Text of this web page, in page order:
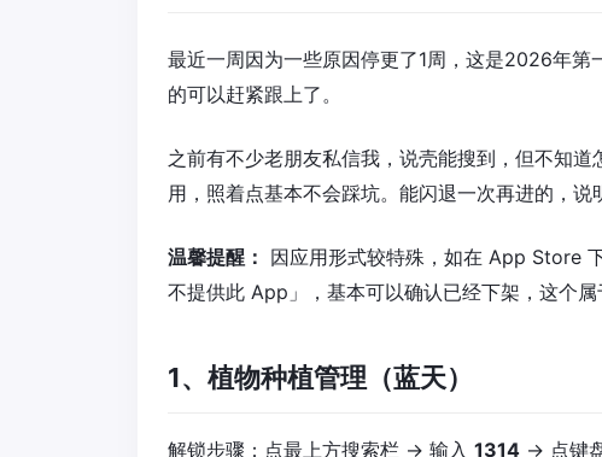
最近一周因为一些原因停更了1周，这是2026年第
的可以赶紧跟上了。
之前有不少老朋友私信我，说壳能搜到，但不知
用，照着点基本不会踩坑。能闪退一次再进的，说
温馨提醒： 因应用形式较特殊，如在 App Store
不提供此 App」，基本可以确认已经下架，这个属
1、植物种植管理（蓝天）
解锁步骤：点最上方搜索栏 → 输入 1314 → 点键